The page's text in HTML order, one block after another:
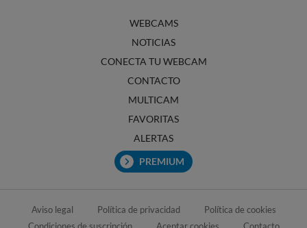
WEBCAMS
NOTICIAS
CONECTA TU WEBCAM
CONTACTO
MULTICAM
FAVORITAS
ALERTAS
PREMIUM
Aviso legal Política de privacidad
Política de cookies